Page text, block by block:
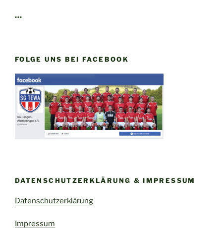
…
FOLGE UNS BEI FACEBOOK
DATENSCHUTZERKLÄRUNG & IMPRESSUM
Datenschutzerklärung
Impressum